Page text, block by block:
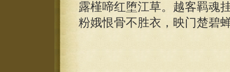
露槿啼红堕江草。越客羁魂
粉娥恨骨不胜衣，映门楚碧